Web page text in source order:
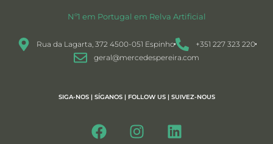
Nº1 em Portugal em Relva Artificial
Rua da Lagarta, 372 4500-051 Espinho
+351 227 323 220
geral@mercedespereira.com
SIGA-NOS | SÍGANOS | FOLLOW US | SUIVEZ-NOUS